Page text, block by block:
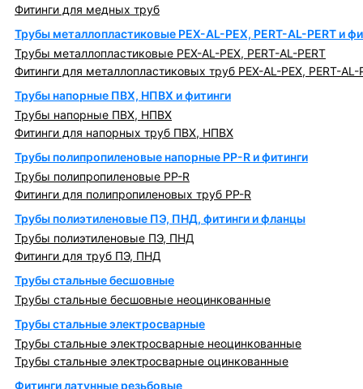
Фитинги для медных труб
Трубы металлопластиковые PEX-AL-PEX, PERT-AL-PERT и
Трубы металлопластиковые PEX-AL-PEX, PERT-AL-PERT
Фитинги для металлопластиковых труб PEX-AL-PEX, PERT-AL-
Трубы напорные ПВХ, НПВХ и фитинги
Трубы напорные ПВХ, НПВХ
Фитинги для напорных труб ПВХ, НПВХ
Трубы полипропиленовые напорные PP-R и фитинги
Трубы полипропиленовые PP-R
Фитинги для полипропиленовых труб PP-R
Трубы полиэтиленовые ПЭ, ПНД, фитинги и фланцы
Трубы полиэтиленовые ПЭ, ПНД
Фитинги для труб ПЭ, ПНД
Трубы стальные бесшовные
Трубы стальные бесшовные неоцинкованные
Трубы стальные электросварные
Трубы стальные электросварные неоцинкованные
Трубы стальные электросварные оцинкованные
Фитинги латунные резьбовые